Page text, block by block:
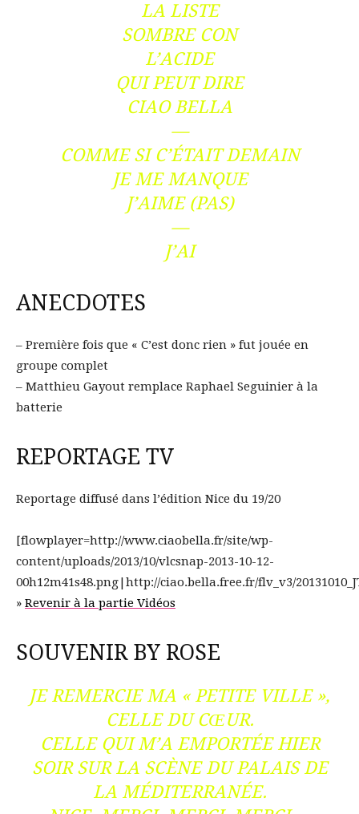
LA LISTE
SOMBRE CON
L’ACIDE
QUI PEUT DIRE
CIAO BELLA
—
COMME SI C’ÉTAIT DEMAIN
JE ME MANQUE
J’AIME (PAS)
—
J’AI
ANECDOTES
– Première fois que « C’est donc rien » fut jouée en
groupe complet
– Matthieu Gayout remplace Raphael Seguinier à la
batterie
REPORTAGE TV
Reportage diffusé dans l’édition Nice du 19/20
[flowplayer=http://www.ciaobella.fr/site/wp-
content/uploads/2013/10/vlcsnap-2013-10-12-
00h12m41s48.png|http://ciao.bella.free.fr/flv_v3/
» Revenir à la partie Vidéos
SOUVENIR BY ROSE
JE REMERCIE MA « PETITE VILLE »,
CELLE DU CŒUR.
CELLE QUI M’A EMPORTÉE HIER
SOIR SUR LA SCÈNE DU PALAIS DE
LA MÉDITERRANÉE.